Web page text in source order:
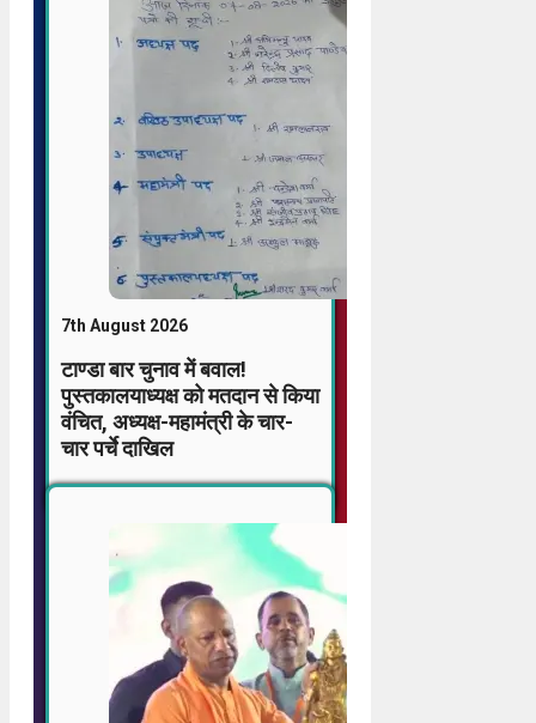
7th August 2026
टाण्डा बार चुनाव में बवाल!
पुस्तकालयाध्यक्ष को मतदान से किया
वंचित, अध्यक्ष-महामंत्री के चार-
चार पर्चे दाखिल